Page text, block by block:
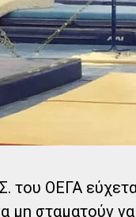
του ΟΕΓΑ
μη σταματούν να